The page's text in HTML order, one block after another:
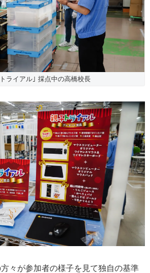
ライアル｣ 採点中の高橋校長
々が参加者の様子を見て独自の基準